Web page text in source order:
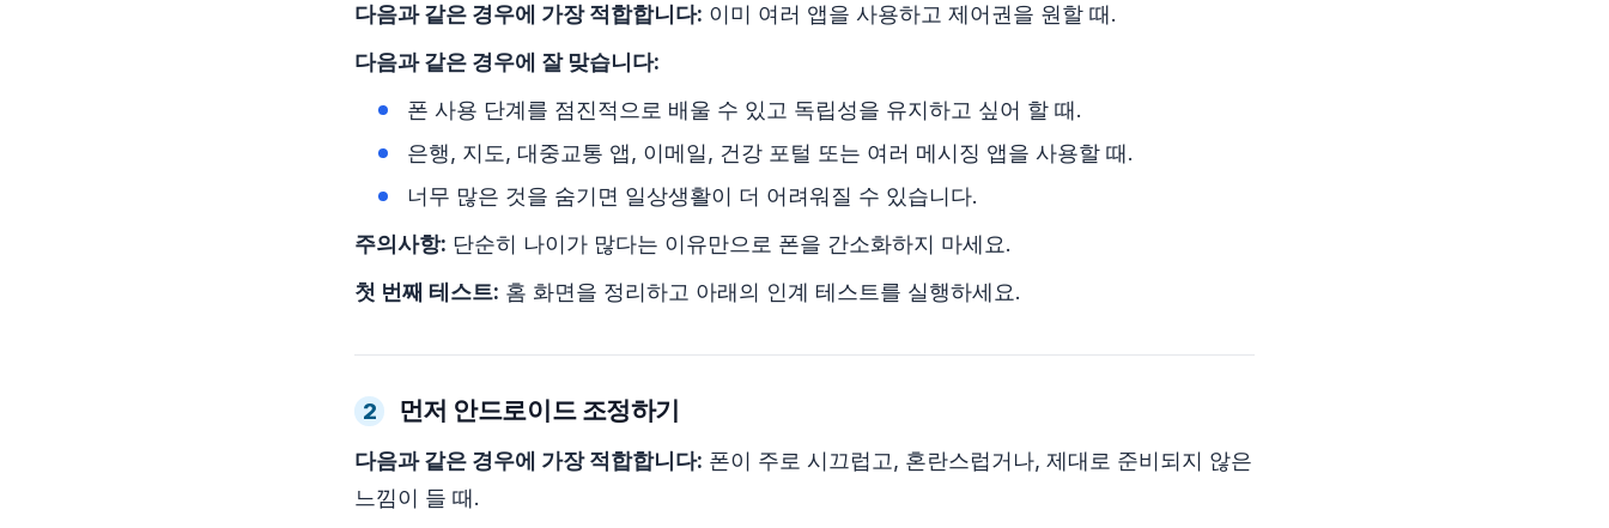
다음과 같은 경우에 가장 적합합니다: 이미 여러 앱을 사용하고 제어권을 원할 때.
다음과 같은 경우에 잘 맞습니다:
폰 사용 단계를 점진적으로 배울 수 있고 독립성을 유지하고 싶어 할 때.
은행, 지도, 대중교통 앱, 이메일, 건강 포털 또는 여러 메시징 앱을 사용할 때.
너무 많은 것을 숨기면 일상생활이 더 어려워질 수 있습니다.
주의사항: 단순히 나이가 많다는 이유만으로 폰을 간소화하지 마세요.
첫 번째 테스트: 홈 화면을 정리하고 아래의 인계 테스트를 실행하세요.
2 먼저 안드로이드 조정하기
다음과 같은 경우에 가장 적합합니다: 폰이 주로 시끄럽고, 혼란스럽거나, 제대로 준비되지 않은
느낌이 들 때.